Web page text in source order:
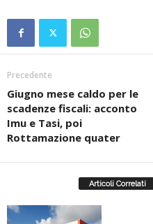
Precedente
Giugno mese caldo per le
scadenze fiscali: acconto
Imu e Tasi, poi
Rottamazione quater
Articoli Correlati